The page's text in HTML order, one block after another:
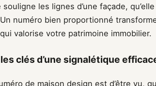
souligne les lignes d’une façade,
numéro bien proportionné
valorise votre patrimoine immobilier.
clés d’une signalétique
de maison design est d’être vu,